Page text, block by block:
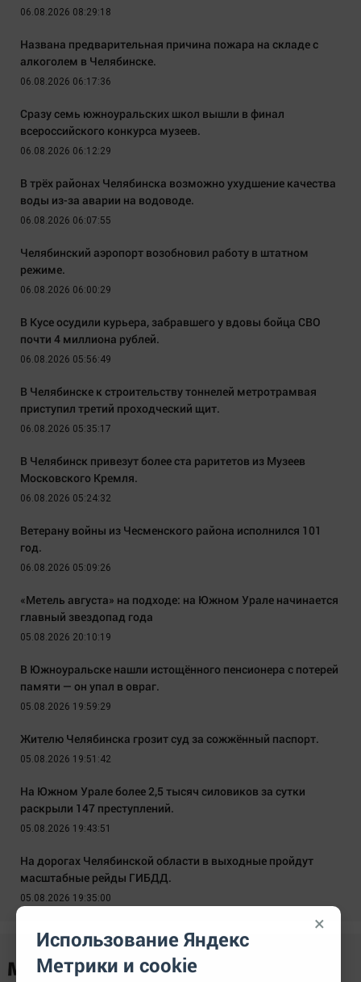
06.08.2026 08:29:18
Названа предварительная причина пожара на складе с
алкоголем в Челябинске.
06.08.2026 06:17:36
Сразу семь южноуральских школ вышли в финал
всероссийского конкурса музеев.
06.08.2026 06:12:29
В трёх районах Челябинска возможно ухудшение качества
воды из-за аварии на водоводе.
06.08.2026 06:07:55
Челябинский аэропорт возобновил работу в штатном
режиме.
06.08.2026 06:00:29
В Кусе осудили курьера, забравшего у вдовы бойца СВО
почти 4 миллиона рублей.
06.08.2026 05:56:49
В Челябинске к строительству тоннелей метротрамвая
приступил третий проходческий щит.
06.08.2026 05:35:17
В Челябинск привезут более ста раритетов из Музеев
Московского Кремля.
06.08.2026 05:24:32
Ветерану войны из Чесменского района исполнился 101
год.
06.08.2026 05:09:26
«Метель августа» на подходе: на Южном Урале начинается
главный звездопад года
05.08.2026 20:10:19
В Южноуральске нашли истощённого пенсионера с потерей
памяти — он упал в овраг.
05.08.2026 19:59:29
Жителю Челябинска грозит суд за сожжённый паспорт.
05.08.2026 19:51:42
На Южном Урале более 2,5 тысяч силовиков за сутки
раскрыли 147 преступлений.
05.08.2026 19:43:51
На дорогах Челябинской области в выходные пройдут
масштабные рейды ГИБДД.
05.08.2026 19:35:00
×
Использование Яндекс
Метрики и cookie